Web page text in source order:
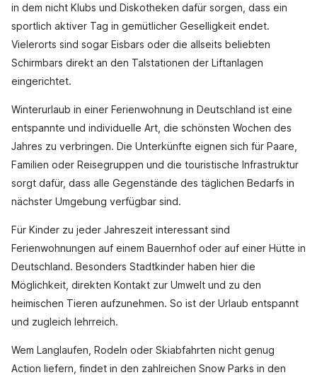
in dem nicht Klubs und Diskotheken dafür sorgen, dass ein
sportlich aktiver Tag in gemütlicher Geselligkeit endet.
Vielerorts sind sogar Eisbars oder die allseits beliebten
Schirmbars direkt an den Talstationen der Liftanlagen
eingerichtet.
Winterurlaub in einer Ferienwohnung in Deutschland ist eine
entspannte und individuelle Art, die schönsten Wochen des
Jahres zu verbringen. Die Unterkünfte eignen sich für Paare,
Familien oder Reisegruppen und die touristische Infrastruktur
sorgt dafür, dass alle Gegenstände des täglichen Bedarfs in
nächster Umgebung verfügbar sind.
Für Kinder zu jeder Jahreszeit interessant sind
Ferienwohnungen auf einem Bauernhof oder auf einer Hütte in
Deutschland. Besonders Stadtkinder haben hier die
Möglichkeit, direkten Kontakt zur Umwelt und zu den
heimischen Tieren aufzunehmen. So ist der Urlaub entspannt
und zugleich lehrreich.
Wem Langlaufen, Rodeln oder Skiabfahrten nicht genug
Action liefern, findet in den zahlreichen Snow Parks in den